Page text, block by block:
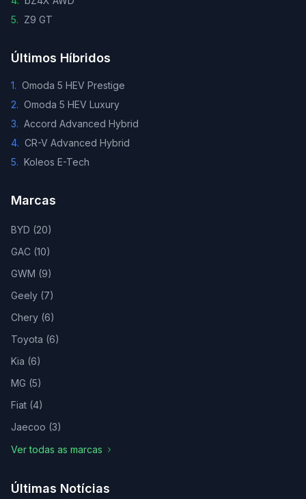
5. Z9 GT
Últimos Híbridos
1. Omoda 5 HEV Prestige
2. Omoda 5 HEV Luxury
3. Accord Advanced Hybrid
4. CR-V Advanced Hybrid
5. Koleos E-Tech
Marcas
BYD (20)
GAC (10)
GWM (9)
Geely (7)
Chery (6)
Toyota (6)
Kia (6)
MG (5)
Fiat (4)
Jaecoo (3)
Ver todas as marcas
Últimas Notícias